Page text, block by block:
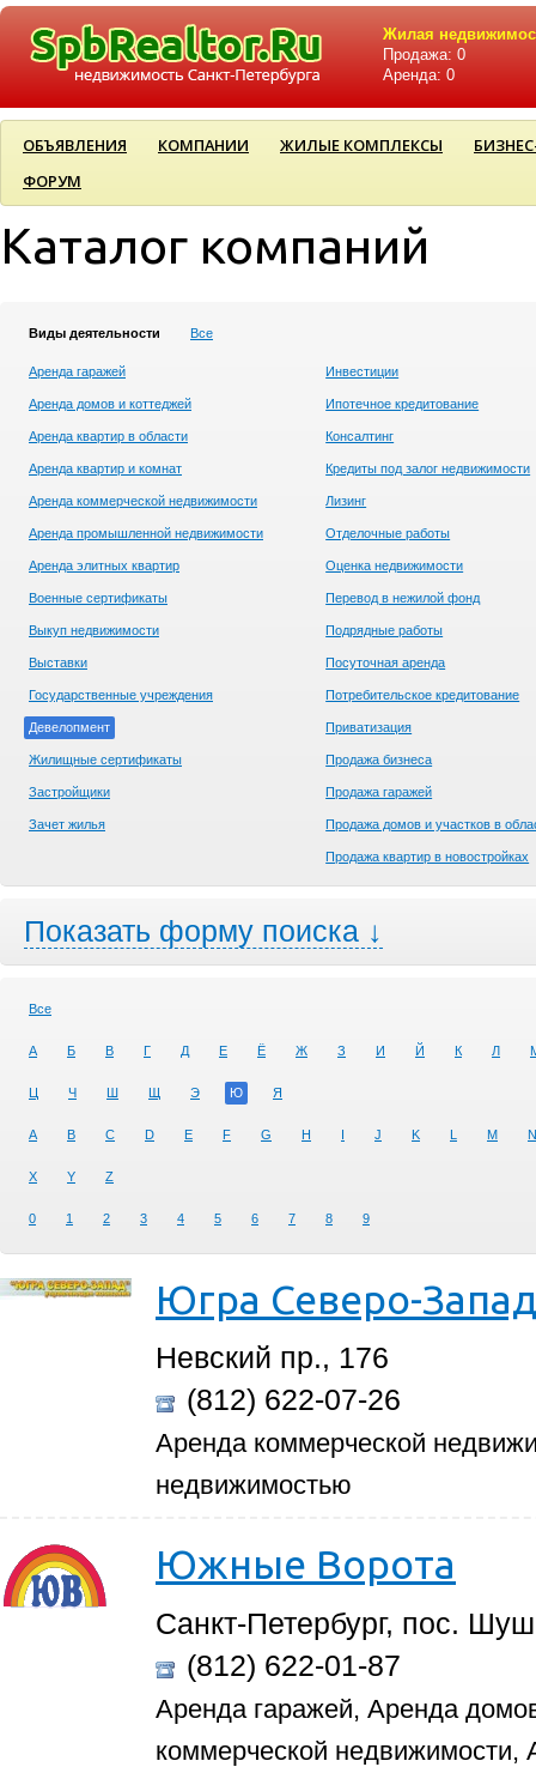
Жилая
Продажа: 0
Аренда: 0
ОБЪЯВЛЕНИЯ КОМПАНИИ ЖИЛЫЕ КОМПЛЕКСЫ
ФОРУМ
Каталог компаний
Виды деятельности Все
Аренда гаражей
Аренда домов и коттеджей
Аренда квартир в области
Аренда квартир и комнат
Аренда коммерческой недвижимости
Аренда промышленной недвижимости
Аренда элитных квартир
Военные сертификаты
Выкуп недвижимости
Выставки
Государственные учреждения
Девелопмент
Жилищные сертификаты
Застройщики
Зачет жилья
Инвестиции
Ипотечное кредитование
Консалтинг
Кредиты под залог недвижимости
Лизинг
Отделочные работы
Оценка недвижимости
Перевод в нежилой фонд
Подрядные работы
Посуточная аренда
Потребительское кредитование
Приватизация
Продажа бизнеса
Продажа гаражей
Продажа домов и участков в
Продажа квартир в новостройках
Показать форму поиска ↓
Все
А Б В Г Д Е Ё Ж З И Й К Л
Ц Ч Ш Щ Э Ю Я
A B C D E F G H I J K L M N
X Y Z
0 1 2 3 4 5 6 7 8 9
Югра Северо-Запад
Невский пр., 176
(812) 622-07-26
Аренда коммерческой
недвижимостью
Южные Ворота
Санкт-Петербург, пос.
(812) 622-01-87
Аренда гаражей, Аренда
коммерческой